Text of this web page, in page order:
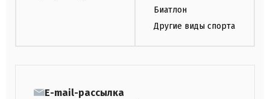
Биатлон
Другие виды спорта
E-mail-рассылка